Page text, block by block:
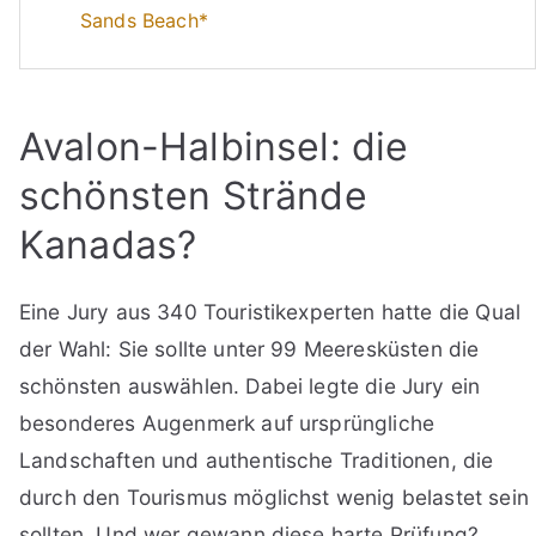
Sands Beach*
Avalon-Halbinsel: die
schönsten Strände
Kanadas?
Eine Jury aus 340 Touristikexperten hatte die Qual
der Wahl: Sie sollte unter 99 Meeresküsten die
schönsten auswählen. Dabei legte die Jury ein
besonderes Augenmerk auf ursprüngliche
Landschaften und authentische Traditionen, die
durch den Tourismus möglichst wenig belastet sein